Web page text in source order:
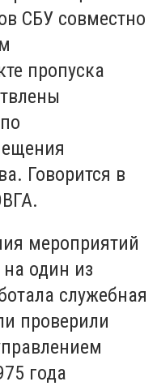
СБУ совместно
пропуска
Говорится в
мероприятий
один из
служебная
проверили
года